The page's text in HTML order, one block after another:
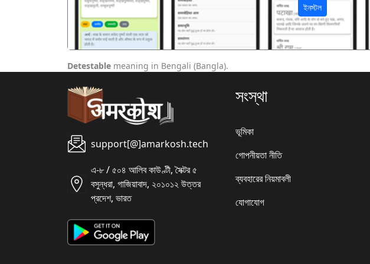
ইনস্টল
Detestable meaning in Bengali (Bangla).
support[@]amarkosh.tech
এ-৮ / ৫০৪ আলিব কাউণ্টী, সৈক্টর ৫
বসুন্ধরা, গাজিয়াবাদ, ২০১০১২ উত্তর
প্রদেশ, ভারত
সংস্থা
ভূমিকা
গোপনীয়তা নীতি
ব্যবহারের নিয়মাবলী
যোগাযোগ